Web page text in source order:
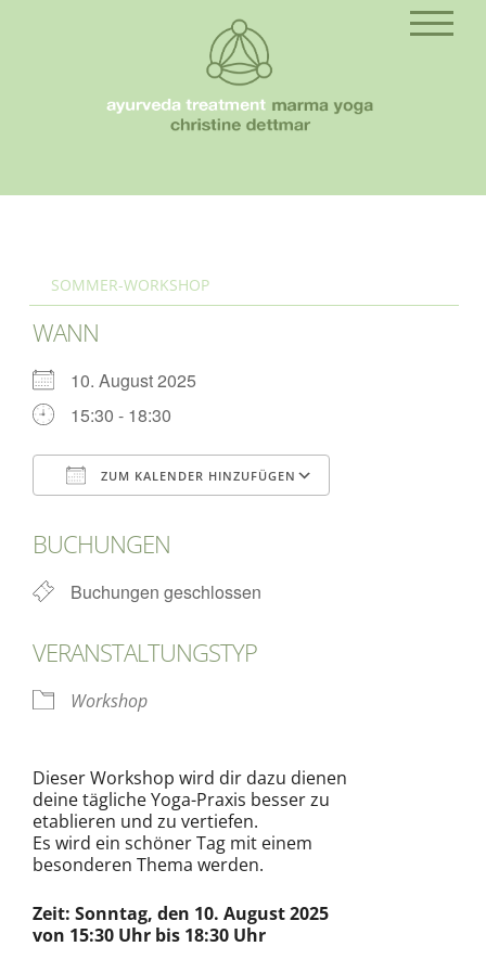
SOMMER-WORKSHOP
WANN
10. August 2025
15:30 - 18:30
ZUM KALENDER HINZUFÜGEN
BUCHUNGEN
Buchungen geschlossen
VERANSTALTUNGSTYP
Workshop
Dieser Workshop wird dir dazu dienen
deine tägliche Yoga-Praxis besser zu
etablieren und zu vertiefen.
Es wird ein schöner Tag mit einem
besonderen Thema werden.
Zeit: Sonntag, den 10. August 2025
von 15:30 Uhr bis 18:30 Uhr